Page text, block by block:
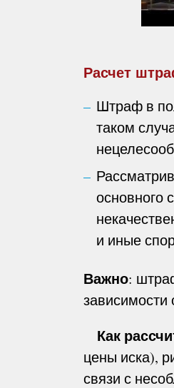
Расчет
Штраф в
таком
основного
и иные
Важно:
зависимости
Как
цены иска),
связи с